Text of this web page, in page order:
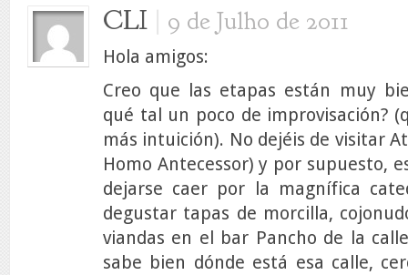
CLI | 9 de Julho de 2011
Hola amigos:
Creo que las etapas están muy
qué tal un poco de improvisación?
más intuición). No dejéis de visitar
Homo Antecessor) y por supuesto,
dejarse caer por la magnífica
degustar tapas de morcilla,
viandas en el bar Pancho de la
sabe bien dónde está esa calle,